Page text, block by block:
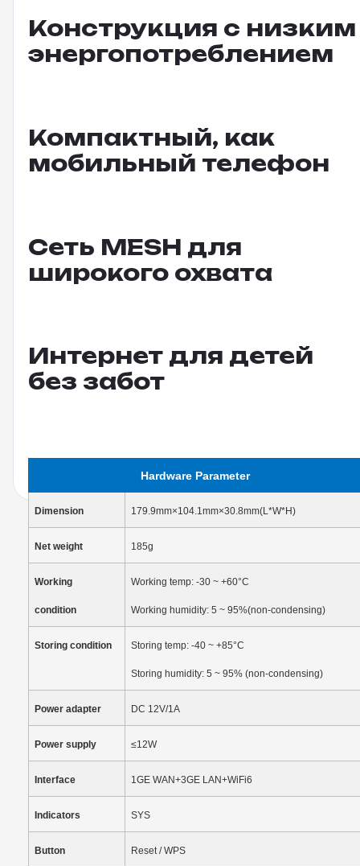
Конструкция с низким
энергопотреблением
Компактный, как
мобильный телефон
Сеть MESH для
широкого охвата
Интернет для детей
без забот
Hardware Parameter
Dimension 179.9mm×104.1mm×30.8mm(L*W*H)
Net weight 185g
Working
condition
Working temp: -30 ~ +60°C
Working humidity: 5 ~ 95%(non-condensing)
Storing condition Storing temp: -40 ~ +85°C
Storing humidity: 5 ~ 95% (non-condensing)
Power adapter DC 12V/1A
Power supply ≤12W
Interface 1GE WAN+3GE LAN+WiFi6
Indicators SYS
Button Reset / WPS